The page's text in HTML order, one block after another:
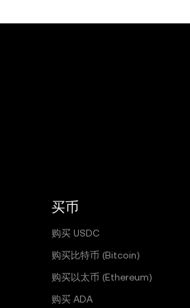
买币
购买 USDC
购买比特币 (Bitcoin)
购买以太币 (Ethereum)
购买 ADA